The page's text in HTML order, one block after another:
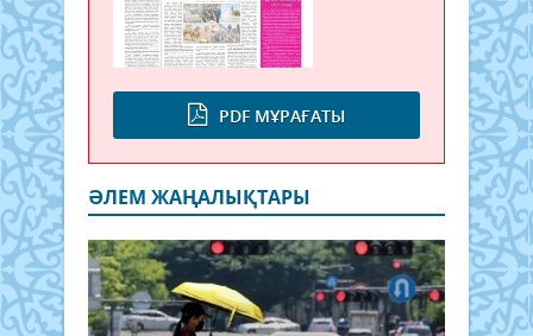
PDF МҰРАҒАТЫ
ӘЛЕМ ЖАҢАЛЫҚТАРЫ